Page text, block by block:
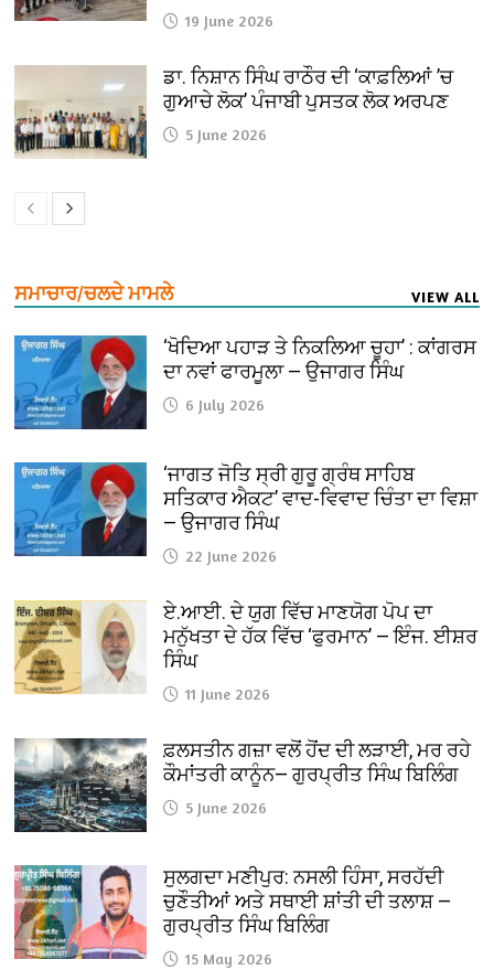
19 June 2026
ਡਾ. ਨਿਸ਼ਾਨ ਸਿੰਘ ਰਾਠੌਰ ਦੀ ‘ਕਾਫ਼ਲਿਆਂ ’ਚ
ਗੁਆਚੇ ਲੋਕ’ ਪੰਜਾਬੀ ਪੁਸਤਕ ਲੋਕ ਅਰਪਣ
5 June 2026
ਸਮਾਚਾਰ/ਚਲਦੇ ਮਾਮਲੇ VIEW ALL
‘ਖੋਦਿਆ ਪਹਾੜ ਤੇ ਨਿਕਲਿਆ ਚੂਹਾ’ : ਕਾਂਗਰਸ
ਦਾ ਨਵਾਂ ਫਾਰਮੂਲਾ — ਉਜਾਗਰ ਸਿੰਘ
6 July 2026
‘ਜਾਗਤ ਜੋਤਿ ਸ੍ਰੀ ਗੁਰੂ ਗ੍ਰੰਥ ਸਾਹਿਬ
ਸਤਿਕਾਰ ਐਕਟ’ ਵਾਦ-ਵਿਵਾਦ ਚਿੰਤਾ ਦਾ ਵਿਸ਼ਾ
— ਉਜਾਗਰ ਸਿੰਘ
22 June 2026
ਏ.ਆਈ. ਦੇ ਯੁਗ ਵਿੱਚ ਮਾਣਯੋਗ ਪੋਪ ਦਾ
ਮਨੁੱਖਤਾ ਦੇ ਹੱਕ ਵਿੱਚ ‘ਫੁਰਮਾਨ’ — ਇੰਜ. ਈਸ਼ਰ
ਸਿੰਘ
11 June 2026
ਫ਼ਲਸਤੀਨ ਗਜ਼ਾ ਵਲੋਂ ਹੋਂਦ ਦੀ ਲੜਾਈ, ਮਰ ਰਹੇ
ਕੌਮਾਂਤਰੀ ਕਾਨੂੰਨ— ਗੁਰਪ੍ਰੀਤ ਸਿੰਘ ਬਿਲਿੰਗ
5 June 2026
ਸੁਲਗਦਾ ਮਣੀਪੁਰ: ਨਸਲੀ ਹਿੰਸਾ, ਸਰਹੱਦੀ
ਚੁਣੌਤੀਆਂ ਅਤੇ ਸਥਾਈ ਸ਼ਾਂਤੀ ਦੀ ਤਲਾਸ਼ —
ਗੁਰਪ੍ਰੀਤ ਸਿੰਘ ਬਿਲਿੰਗ
15 May 2026